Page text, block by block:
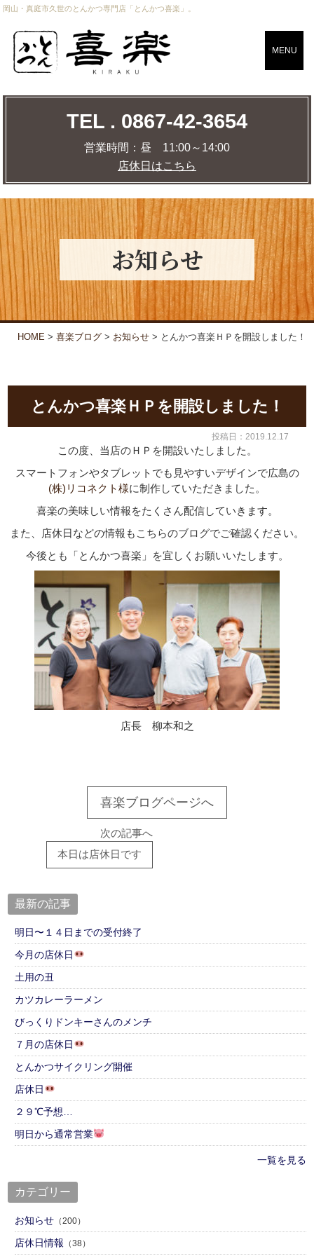
CLOSE
TEL . 0867-42-3654
営業時間：昼 11:00～14:00
店休日はこちら
MAP
店舗までの道のりを調べる
トップページ おしながき
お弁当・オードブル 喜楽について
店舗情報 喜楽ブログ
岡山・真庭市久世のとんかつ専門店「とんかつ喜楽」。
MENU
TEL . 0867-42-3654
営業時間： 昼 11:00～14:00
店休日はこちら
お知らせ
HOME> 喜楽ブログ> お知らせ> とんかつ喜楽ＨＰを開設しました！
とんかつ喜楽ＨＰを開設しました！
投稿日：2019.12.17
この度、当店のＨＰを開設いたしました。
スマートフォンやタブレットでも見やすいデザインで広島の
(株)リコネクト様に制作していただきました。
喜楽の美味しい情報をたくさん配信していきます。
また、店休日などの情報もこちらのブログでご確認ください。
今後とも「とんかつ喜楽」を宜しくお願いいたします。
店長 柳本和之
喜楽ブログページへ
次の記事へ
本日は店休日です
最新の記事
明日〜１４日までの受付終了
今月の店休日
土用の丑
カツカレーラーメン
びっくりドンキーさんのメンチ
７月の店休日
とんかつサイクリング開催
店休日
２９℃予想…
明日から通常営業
一覧を見る
カテゴリー
お知らせ （200）
店休日情報 （38）